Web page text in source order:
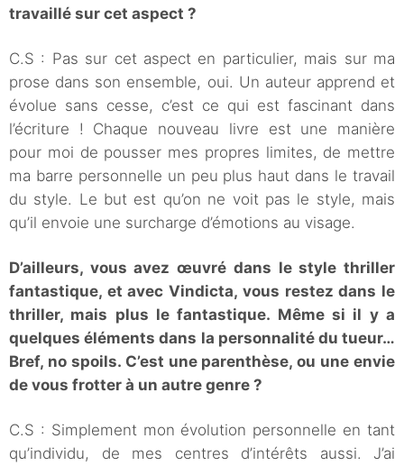
travaillé sur cet aspect ?
C.S : Pas sur cet aspect en particulier, mais sur ma
prose dans son ensemble, oui. Un auteur apprend et
évolue sans cesse, c’est ce qui est fascinant dans
l’écriture ! Chaque nouveau livre est une manière
pour moi de pousser mes propres limites, de mettre
ma barre personnelle un peu plus haut dans le travail
du style. Le but est qu’on ne voit pas le style, mais
qu’il envoie une surcharge d’émotions au visage.
D’ailleurs, vous avez œuvré dans le style thriller
fantastique, et avec Vindicta, vous restez dans le
thriller, mais plus le fantastique. Même si il y a
quelques éléments dans la personnalité du tueur…
Bref, no spoils. C’est une parenthèse, ou une envie
de vous frotter à un autre genre ?
C.S : Simplement mon évolution personnelle en tant
qu’individu, de mes centres d’intérêts aussi. J’ai